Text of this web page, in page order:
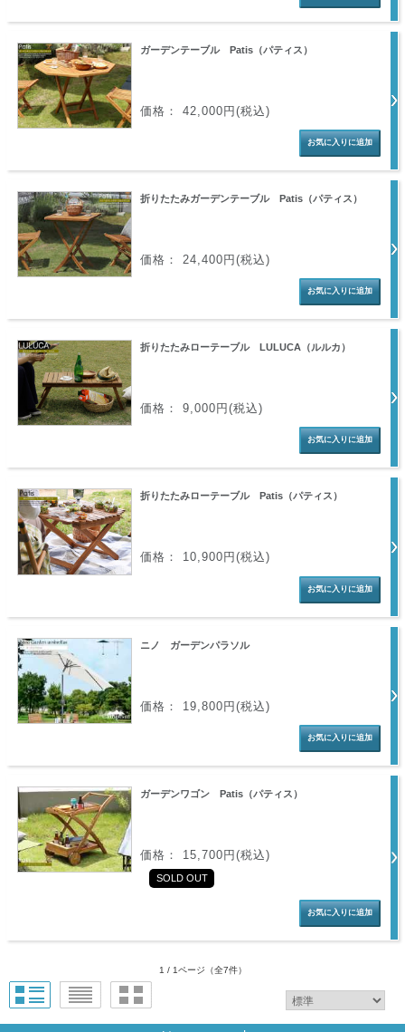
ガーデンテーブル Patis（パティス）
価格： 42,000円(税込)
折りたたみガーデンテーブル Patis（パティス）
価格： 24,400円(税込)
折りたたみローテーブル LULUCA（ルルカ）
価格： 9,000円(税込)
折りたたみローテーブル Patis（パティス）
価格： 10,900円(税込)
ニノ ガーデンパラソル
価格： 19,800円(税込)
ガーデンワゴン Patis（パティス）
価格： 15,700円(税込)
SOLD OUT
1 / 1ページ （全7件）